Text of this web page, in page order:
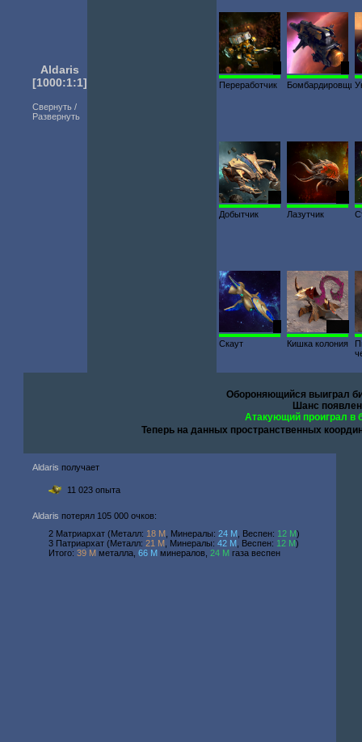
Aldaris
[1000:1:1]
Свернуть /
Развернуть
Переработчик
Бомбардировщик
Добытчик
Лазутчик
Скаут
Кишка колония
Обороняющийся выиграл
Шанс
Атакующий проиграл в
Теперь на данных пространственных
Aldaris получает
11 023 опыта
Aldaris потерял 105 000 очков:
2 Матриархат (Металл: 18 M , Минералы:24 M , Веспен: 12 M)
3 Патриархат (Металл:21 M , Минералы:42 M , Веспен: 12 M)
Итого:39 M металла,66 M минералов,24 M газа веспен